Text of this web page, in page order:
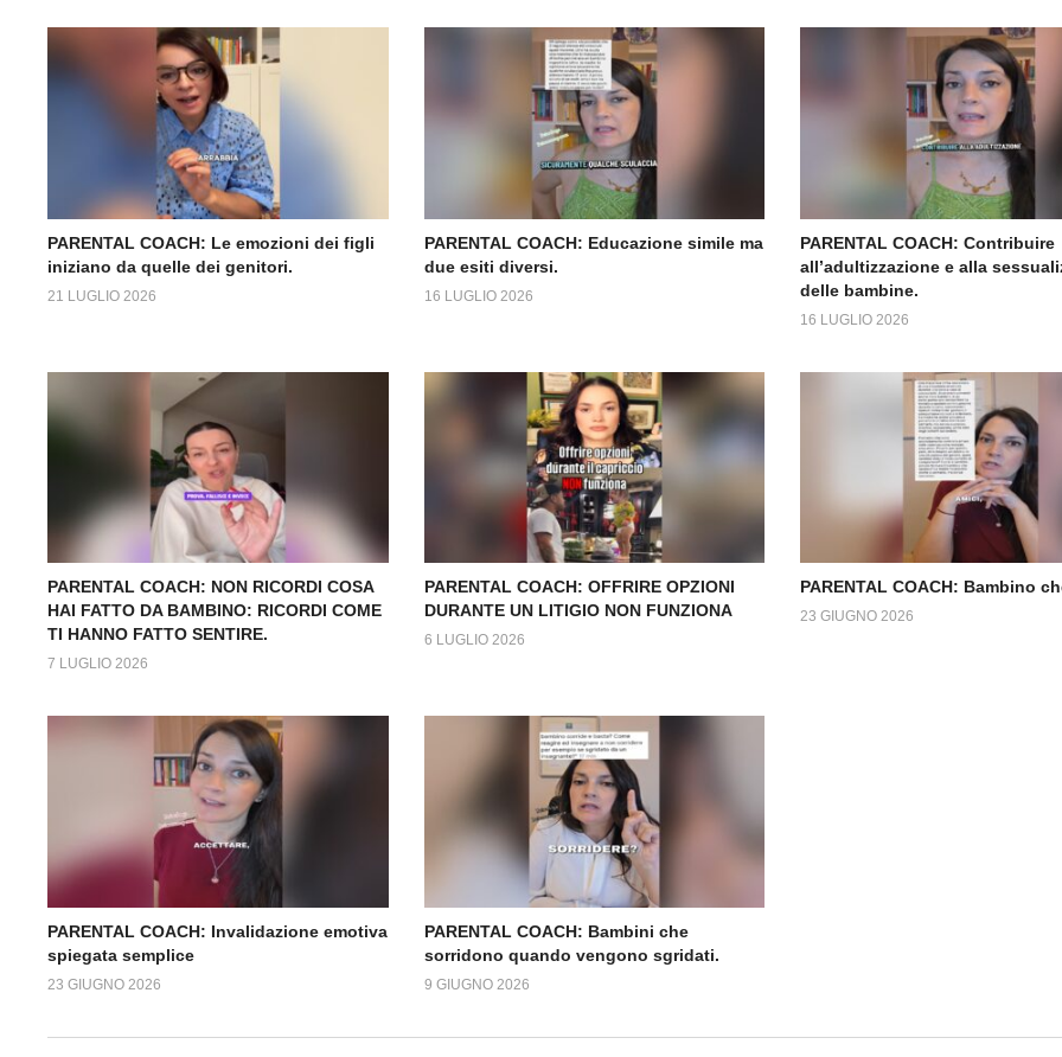
PARENTAL COACH: Le emozioni dei figli
iniziano da quelle dei genitori.
21 LUGLIO 2026
PARENTAL COACH: Educazione simile ma
due esiti diversi.
16 LUGLIO 2026
PARENTAL COACH: Contribuire
all’adultizzazione e alla
delle bambine.
16 LUGLIO 2026
PARENTAL COACH: NON RICORDI COSA
HAI FATTO DA BAMBINO: RICORDI COME
TI HANNO FATTO SENTIRE.
7 LUGLIO 2026
PARENTAL COACH: OFFRIRE OPZIONI
DURANTE UN LITIGIO NON FUNZIONA
6 LUGLIO 2026
PARENTAL COACH: Bambino
23 GIUGNO 2026
PARENTAL COACH: Invalidazione emotiva
spiegata semplice
23 GIUGNO 2026
PARENTAL COACH: Bambini che
sorridono quando vengono sgridati.
9 GIUGNO 2026